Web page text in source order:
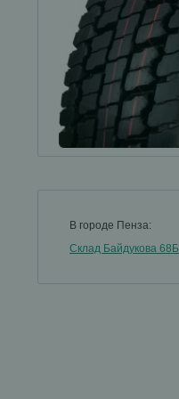
В городе Пенза:
Склад Байдукова 68Б